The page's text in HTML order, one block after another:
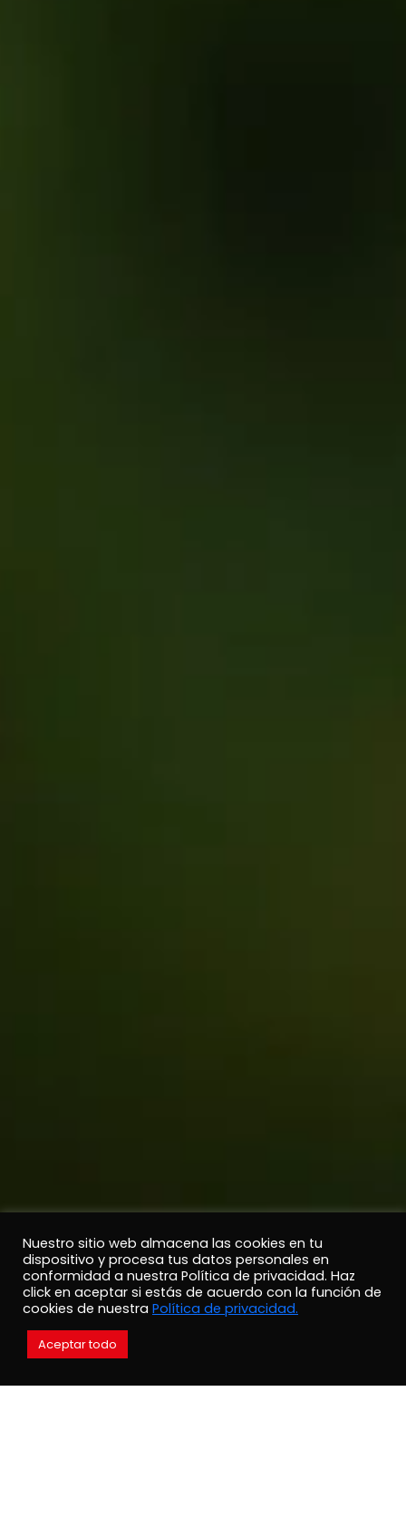
Nuestro sitio web almacena las cookies en tu
dispositivo y procesa tus datos personales en
conformidad a nuestra Política de privacidad. Haz
click en aceptar si estás de acuerdo con la función de
cookies de nuestra Política de privacidad.
Aceptar todo